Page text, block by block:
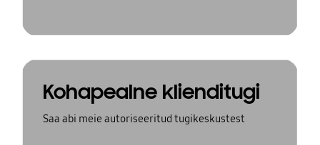
Kohapealne klienditugi
Saa abi meie autoriseeritud tugikeskustest